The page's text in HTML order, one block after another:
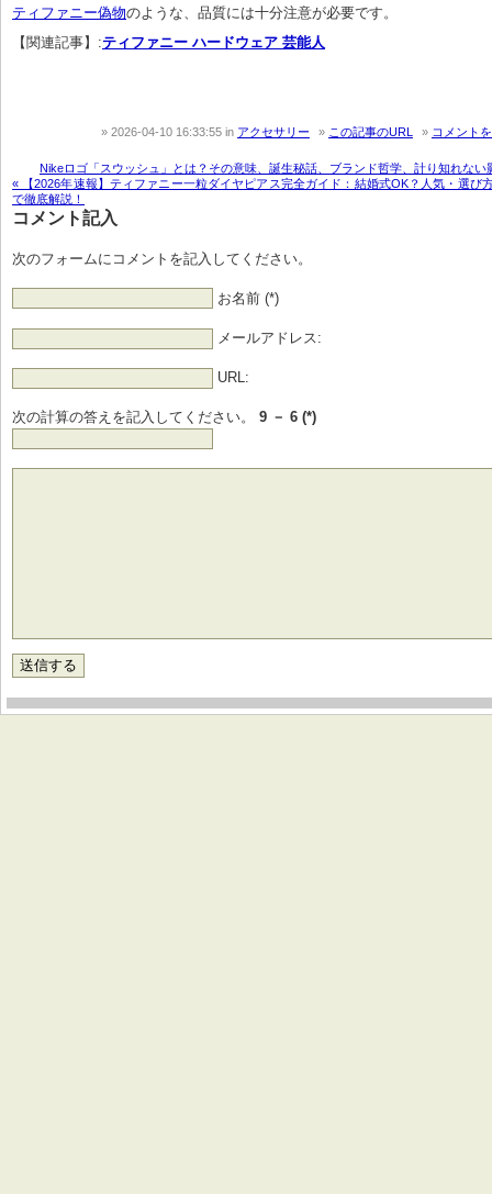
ティファニー偽物のような、品質には十分注意が必要です。
【関連記事】:ティファニー ハードウェア 芸能人
2026-04-10 16:33:55 in アクセサリー この記事のURL コメント
Nikeロゴ「スウッシュ」とは？その意味、誕生秘話、ブランド哲学、計り知れない
« 【2026年速報】ティファニー一粒ダイヤピアス完全ガイド：結婚式OK？人気・選び
で徹底解説！
コメント記入
次のフォームにコメントを記入してください。
お名前 (*)
メールアドレス:
URL:
次の計算の答えを記入してください。 9 － 6 (*)